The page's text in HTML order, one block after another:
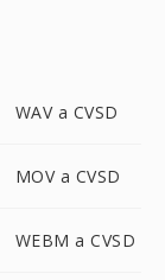
WAV a CVSD
MOV a CVSD
WEBM a CVSD